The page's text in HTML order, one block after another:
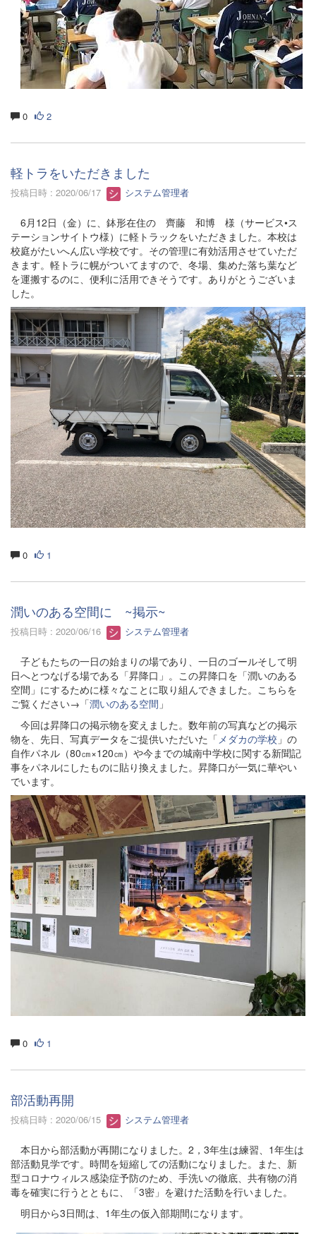
0 2
軽トラをいただきました
投稿日時 : 2020/06/17 システム管理者
6月12日（金）に、鉢形在住の 齊藤 和博 様（サービス•ス
テーションサイトウ様）に軽トラックをいただきました。本校は
校庭がたいへん広い学校です。その管理に有効活用させていただ
きます。軽トラに幌がついてますので、冬場、集めた落ち葉など
を運搬するのに、便利に活用できそうです。ありがとうございま
した。
0 1
潤いのある空間に ~掲示~
投稿日時 : 2020/06/16 システム管理者
子どもたちの一日の始まりの場であり、一日のゴールそして明
日へとつなげる場である「昇降口」。この昇降口を「潤いのある
空間」にするために様々なことに取り組んできました。こちらを
ご覧ください→「潤いのある空間 」
今回は昇降口の掲示物を変えました。数年前の写真などの掲示
物を、先日、写真データをご提供いただいた「 メダカの学校 」の
自作パネル（80㎝×120㎝）や今までの城南中学校に関する新聞記
事をパネルにしたものに貼り換えました。昇降口が一気に華やい
でいます。
0 1
部活動再開
投稿日時 : 2020/06/15 システム管理者
本日から部活動が再開になりました。2，3年生は練習、1年生は
部活動見学です。時間を短縮しての活動になりました。また、新
型コロナウィルス感染症予防のため、手洗いの徹底、共有物の消
毒を確実に行うとともに、「3密」を避けた活動を行いました。
明日から3日間は、1年生の仮入部期間になります。